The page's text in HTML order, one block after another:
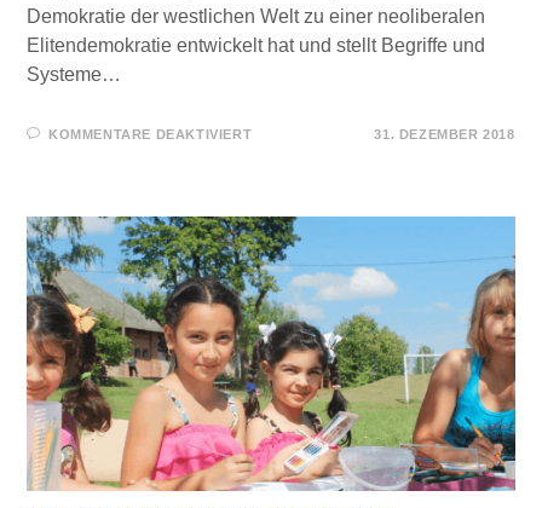
Demokratie der westlichen Welt zu einer neoliberalen
Elitendemokratie entwickelt hat und stellt Begriffe und
Systeme…
KOMMENTARE DEAKTIVIERTFÜR
„GELBWESTEN“,
NEOLIBERALISMUS,
MIGRATION,
ELITENDEMOKRATIE
–
INTERVIEW
31. DEZEMBER 2018